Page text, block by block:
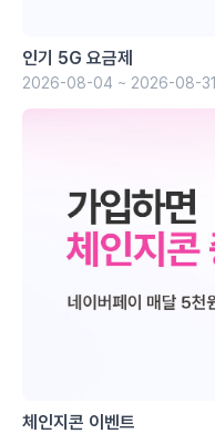
인기 5G 요금제
2026-08-04 ~ 2026-08-31
체인지콘 이벤트